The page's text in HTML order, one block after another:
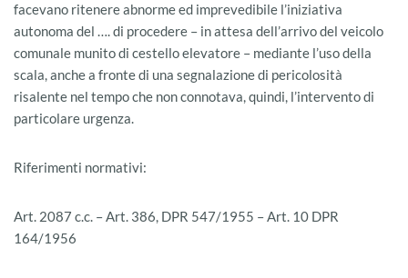
facevano ritenere abnorme ed imprevedibile l’iniziativa
autonoma del …. di procedere – in attesa dell’arrivo del veicolo
comunale munito di cestello elevatore – mediante l’uso della
scala, anche a fronte di una segnalazione di pericolosità
risalente nel tempo che non connotava, quindi, l’intervento di
particolare urgenza.
Riferimenti normativi:
Art. 2087 c.c. – Art. 386, DPR 547/1955 – Art. 10 DPR
164/1956